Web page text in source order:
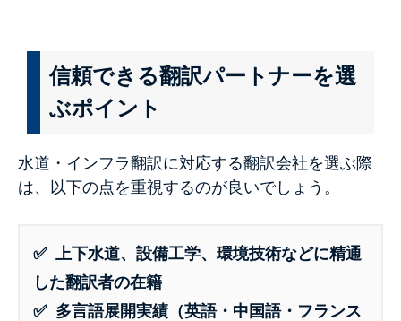
信頼できる翻訳パートナーを選
ぶポイント
水道・インフラ翻訳に対応する翻訳会社を選ぶ際
は、以下の点を重視するのが良いでしょう。
✅ 上下水道、設備工学、環境技術などに精通
した翻訳者の在籍
✅ 多言語展開実績（英語・中国語・フランス